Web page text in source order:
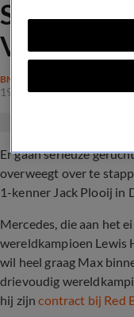
Serieuze
BN'ERS
19 apr 2024, 12:53
Er gaan serieuze
overweegt over te
1-kenner Jack Plooij in
Mercedes, die aan het
wereldkampioen Lewis
wil heel graag Max
drievoudig
hij zijncontract bij Red